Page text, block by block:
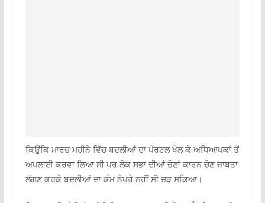
ਕਿਉਂਕਿ ਮਾਰਚ ਮਹੀਨੇ ਵਿੱਚ ਬਦਲੀਆਂ ਦਾ ਪੋਰਟਲ ਖੋਲ ਕੇ ਅਧਿਆਪਕਾਂ ਤੋਂ
ਅਪਲਾਈ ਕਰਵਾ ਲਿਆ ਸੀ ਪਰ ਲੋਕ ਸਭਾ ਦੀਆਂ ਚੋਣਾਂ ਕਾਰਨ ਚੋਣ ਜਾਬਤਾ
ਲੱਗਣ ਕਰਕੇ ਬਦਲੀਆਂ ਦਾ ਕੰਮ ਨੇਪਰੇ ਨਹੀਂ ਸੀ ਚੜ ਸਕਿਆ।